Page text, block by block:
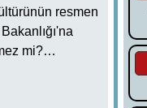
resmen
mi?…